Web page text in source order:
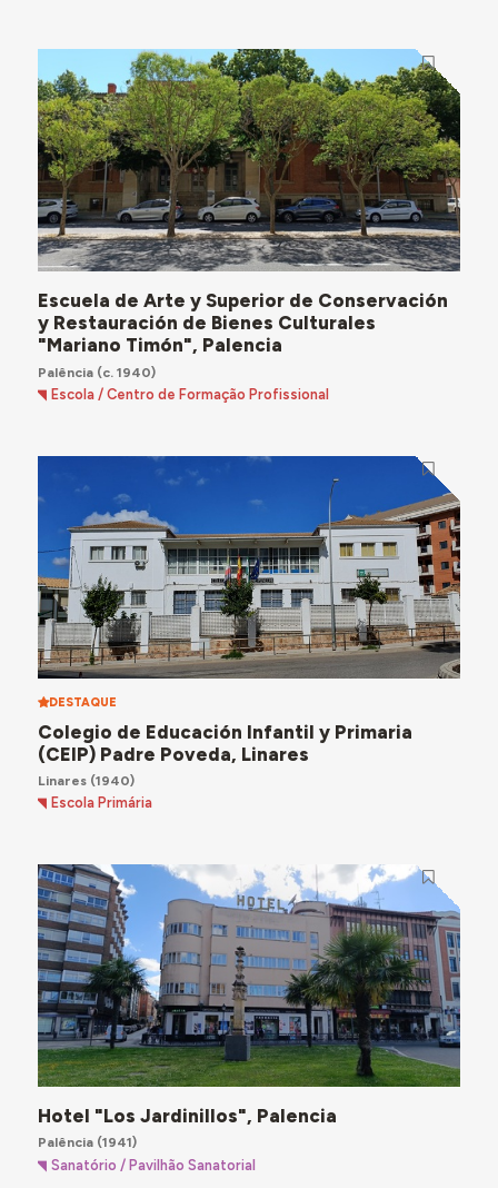
Escuela de Arte y Superior de Conservación
y Restauración de Bienes Culturales
"Mariano Timón", Palencia
Palência (c. 1940)
Escola / Centro de Formação Profissional
DESTAQUE
Colegio de Educación Infantil y Primaria
(CEIP) Padre Poveda, Linares
Linares(1940)
Escola Primária
Hotel "Los Jardinillos", Palencia
Palência (1941)
Sanatório / Pavilhão Sanatorial